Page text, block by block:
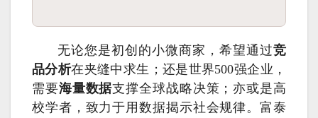
无论您是初创的小微商家，希望通过竞
品分析在夹缝中求生；还是世界500强企业，
需要海量数据支撑全球战略决策；亦或是高
校学者，致力于用数据揭示社会规律。富泰